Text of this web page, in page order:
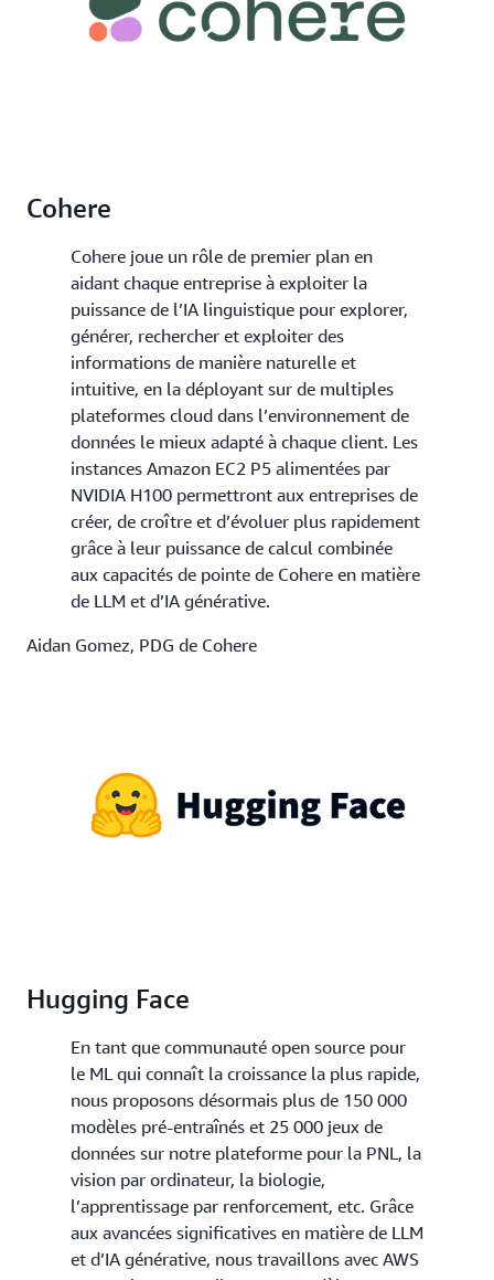
Cohere
Cohere joue un rôle de premier plan en
aidant chaque entreprise à exploiter la
puissance de l’IA linguistique pour explorer,
générer, rechercher et exploiter des
informations de manière naturelle et
intuitive, en la déployant sur de multiples
plateformes cloud dans l’environnement de
données le mieux adapté à chaque client. Les
instances Amazon EC2 P5 alimentées par
NVIDIA H100 permettront aux entreprises de
créer, de croître et d’évoluer plus rapidement
grâce à leur puissance de calcul combinée
aux capacités de pointe de Cohere en matière
de LLM et d’IA générative.
Aidan Gomez, PDG de Cohere
Hugging Face
En tant que communauté open source pour
le ML qui connaît la croissance la plus rapide,
nous proposons désormais plus de 150 000
modèles pré-entraînés et 25 000 jeux de
données sur notre plateforme pour la PNL, la
vision par ordinateur, la biologie,
l’apprentissage par renforcement, etc. Grâce
aux avancées significatives en matière de LLM
et d’IA générative, nous travaillons avec AWS